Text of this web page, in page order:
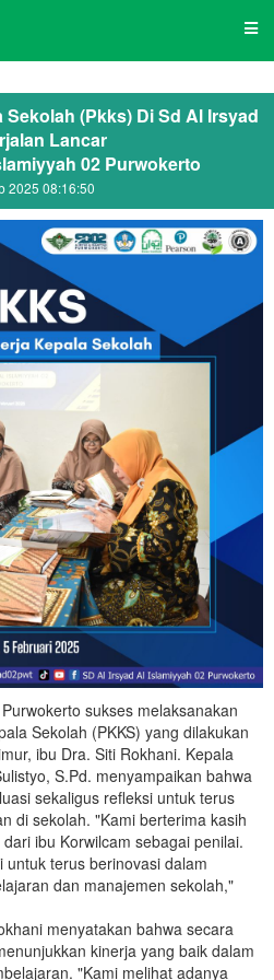
(Pkks) Di Sd Al Irsyad
Lancar
02 Purwokerto
2025 08:16:50
sukses melaksanakan
Sekolah (PKKS) yang dilakukan
ibu Dra. Siti Rokhani. Kepala
S.Pd. menyampaikan bahwa
sekaligus refleksi untuk terus
di sekolah. "Kami berterima kasih
ibu Korwilcam sebagai penilai.
terus berinovasi dalam
dan manajemen sekolah,"
menyatakan bahwa secara
kinerja yang baik dalam
"Kami melihat adanya